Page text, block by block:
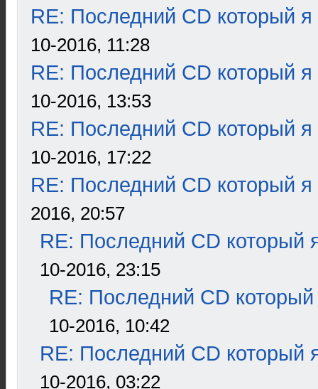
RE: Последний CD который я
10-2016, 11:28
RE: Последний CD который я
10-2016, 13:53
RE: Последний CD который я
10-2016, 17:22
RE: Последний CD который я
2016, 20:57
RE: Последний CD который
10-2016, 23:15
RE: Последний CD который
10-2016, 10:42
RE: Последний CD который
10-2016, 03:22